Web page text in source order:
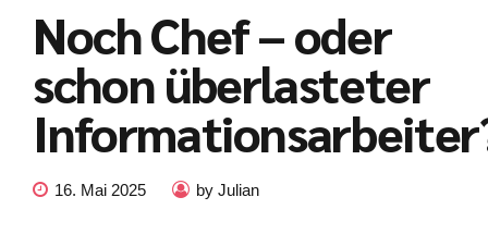
Noch Chef – oder
schon überlasteter
16. Mai 2025 by Julian